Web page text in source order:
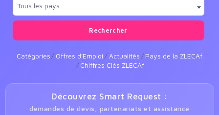
Tous les pays
Rechercher
Catégories Offres d'Emploi Actualités
Pays de la ZLECAf
Chiffres Clés ZLECAf
Découvrez Smart Request :
demandes de devis, partenariats et assistance